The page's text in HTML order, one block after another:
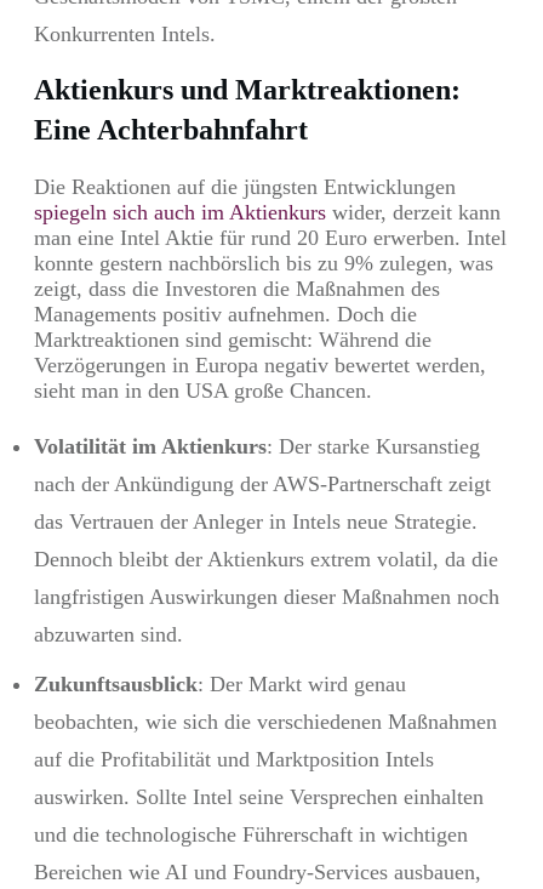
Konkurrenten Intels.
Aktienkurs und Marktreaktionen:
Eine Achterbahnfahrt
Die Reaktionen auf die jüngsten Entwicklungen
spiegeln sich auch im Aktienkurs wider, derzeit kann
man eine Intel Aktie für rund 20 Euro erwerben. Intel
konnte gestern nachbörslich bis zu 9% zulegen, was
zeigt, dass die Investoren die Maßnahmen des
Managements positiv aufnehmen. Doch die
Marktreaktionen sind gemischt: Während die
Verzögerungen in Europa negativ bewertet werden,
sieht man in den USA große Chancen.
Volatilität im Aktienkurs: Der starke Kursanstieg
nach der Ankündigung der AWS-Partnerschaft zeigt
das Vertrauen der Anleger in Intels neue Strategie.
Dennoch bleibt der Aktienkurs extrem volatil, da die
langfristigen Auswirkungen dieser Maßnahmen noch
abzuwarten sind.
Zukunftsausblick: Der Markt wird genau
beobachten, wie sich die verschiedenen Maßnahmen
auf die Profitabilität und Marktposition Intels
auswirken. Sollte Intel seine Versprechen einhalten
und die technologische Führerschaft in wichtigen
Bereichen wie AI und Foundry-Services ausbauen,